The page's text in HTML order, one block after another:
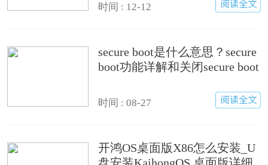
时间 : 12-12
secure boot是什么意思？secure
boot功能详解和关闭secure boot
时间 : 08-27
开鸿OS桌面版X86怎么安装_U